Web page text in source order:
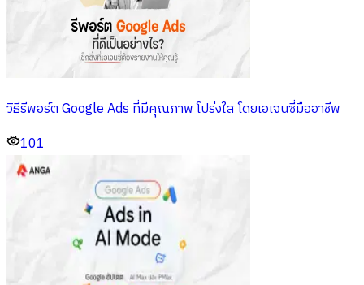
วิธีรีพอร์ต Google Ads ที่มีคุณภาพ โปร่งใส โดยเอเจนซี่มืออาชีพ
101